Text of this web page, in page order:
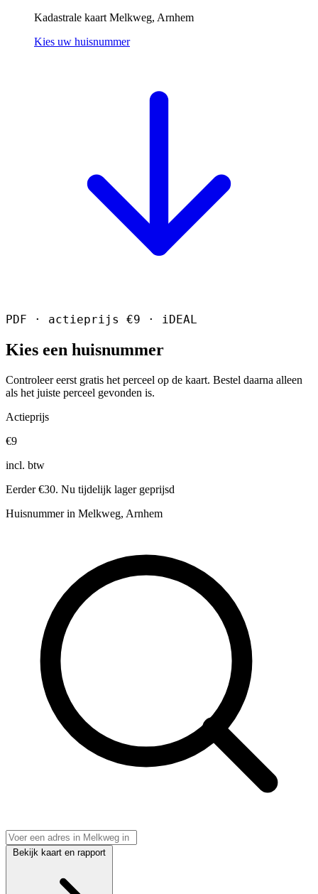
Kadastrale kaart Melkweg, Arnhem
Kies uw huisnummer
PDF · actieprijs €9 · iDEAL
Kies een huisnummer
Controleer eerst gratis het perceel op de kaart. Bestel daarna alleen
als het juiste perceel gevonden is.
Actieprijs
€9
incl. btw
Eerder €30. Nu tijdelijk lager geprijsd
Huisnummer in Melkweg, Arnhem
Bekijk kaart en rapport